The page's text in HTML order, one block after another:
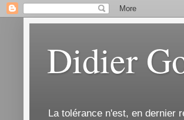
Didier
La tolérance n'est, en dernier